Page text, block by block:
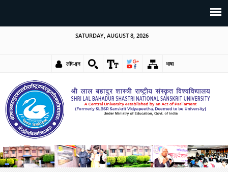
SATURDAY, AUGUST 8, 2026
लॉग-इन भाषा